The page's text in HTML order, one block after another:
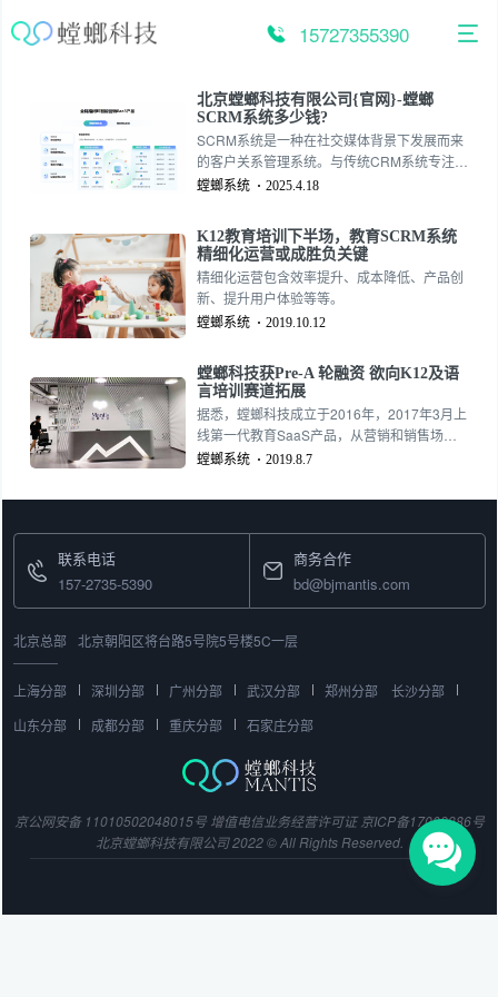
至
15727355390
北京螳螂科技有限公司{官网}-螳螂
SCRM系统多少钱?
SCRM系统是一种在社交媒体背景下发展而来
的客户关系管理系统。与传统CRM系统专注于
企业与客户之间直接的交易和交互不同，
关数据的收集与分析。SCRM系统不仅能够追
踪客户的购买历史、反馈和偏好，还能分析客
户在社交媒体上的言论、评论、点赞和分享等
行为。这种互动和反馈循环使企业能够对客户
的需求做出更快速和灵活的反应。
螳螂系统 2025.4.18
K12教育培训下半场，教育SCRM系统
精细化运营或成胜负关键
精细化运营包含效率提升、成本降低、产品创
新、提升用户体验等等。
螳螂系统 2019.10.12
螳螂科技获Pre-A 轮融资 欲向K12及语
言培训赛道拓展
据悉，螳螂科技成立于2016年，2017年3月上
线第一代教育SaaS产品，从营销和销售场景
切入，通过技术手段抓取机构在线营销场景的
后迭代成现在的“螳螂教育云”，包括营销云、
螳螂系统 2019.8.7
联系电话
157-2735-5390
商务合作
bd@bjmantis.com
北京总部 北京朝阳区将台路5号院5号楼5C一层
上海分部 深圳分部 广州分部 武汉分部 郑州分部
长沙分部
山东分部
成都分部 重庆分部 石家庄分部
京公网安备 11010502048015号 增值电信业务经营许可证 京ICP备17003386号
北京螳螂科技有限公司 2022 © All Rights Reserved.